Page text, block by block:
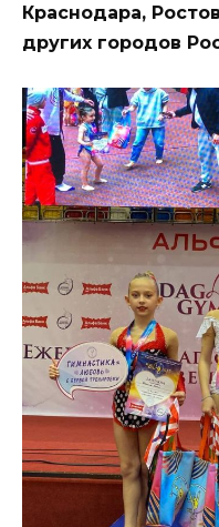
Краснодара,
других городов